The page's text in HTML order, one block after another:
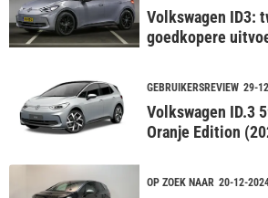
Volkswagen ID3:
goedkopere
GEBRUIKERSREVIEW 29-
Volkswagen ID.3
Oranje Edition
OP ZOEK NAAR 20-12-